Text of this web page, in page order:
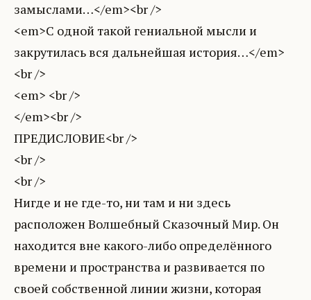
замыслами…</em><br />
<em>С одной такой гениальной мысли и
закрутилась вся дальнейшая история…</em>
<br />
<em> <br />
</em><br />
ПРЕДИСЛОВИЕ<br />
<br />
<br />
Нигде и не где-то, ни там и ни здесь
расположен Волшебный Сказочный Мир. Он
находится вне какого-либо определённого
времени и пространства и развивается по
своей собственной линии жизни, которая